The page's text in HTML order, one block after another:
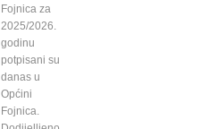
Fojnica za
2025/2026.
godinu
potpisani su
danas u
Općini
Fojnica.